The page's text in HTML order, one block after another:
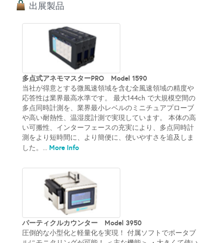
出展製品
多点式アネモマスターPRO Model 1590
当社が得意とする微風速領域を含む全風速領域の精度や
応答性は業界最高水準です。 最大144ch で大規模空間の
多点同時計測を、業界最小レベルのミニチュアプローブ
や高い耐熱性、温湿度計測で実現しています。 本体の高
い可搬性、インターフェースの充実により、多点同時計
測をより短時間に、より簡便に、使いやすさを追及しま
した。... More Info
パーティクルカウンター Model 3950
圧倒的な小型化と軽量化を実現！ 付属ソフトでポータブ